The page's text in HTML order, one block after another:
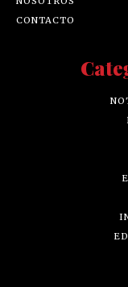
CONTACTO